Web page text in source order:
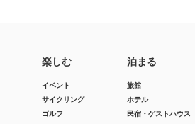
楽しむ
イベント
サイクリング
ゴルフ
泊まる
旅館
ホテル
民宿・ゲストハウス